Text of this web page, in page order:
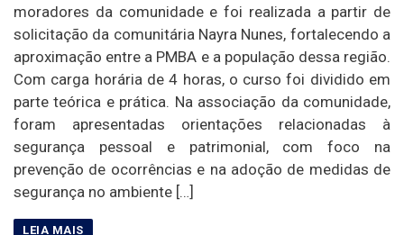
moradores da comunidade e foi realizada a partir de
solicitação da comunitária Nayra Nunes, fortalecendo a
aproximação entre a PMBA e a população dessa região.
Com carga horária de 4 horas, o curso foi dividido em
parte teórica e prática. Na associação da comunidade,
foram apresentadas orientações relacionadas à
segurança pessoal e patrimonial, com foco na
prevenção de ocorrências e na adoção de medidas de
segurança no ambiente […]